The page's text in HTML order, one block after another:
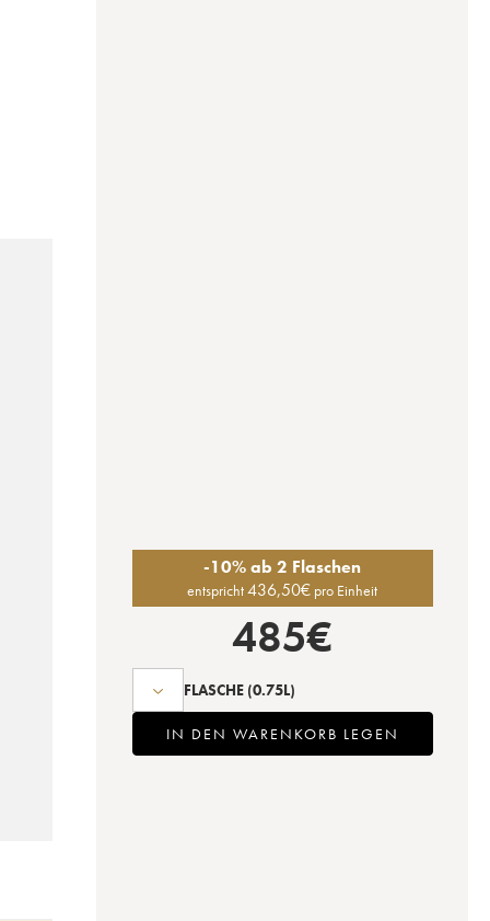
-10% ab 2 Flaschen
entspricht436,50€ pro Einheit
485€
FLASCHE (0.75L)
IN DEN WARENKORB LEGEN